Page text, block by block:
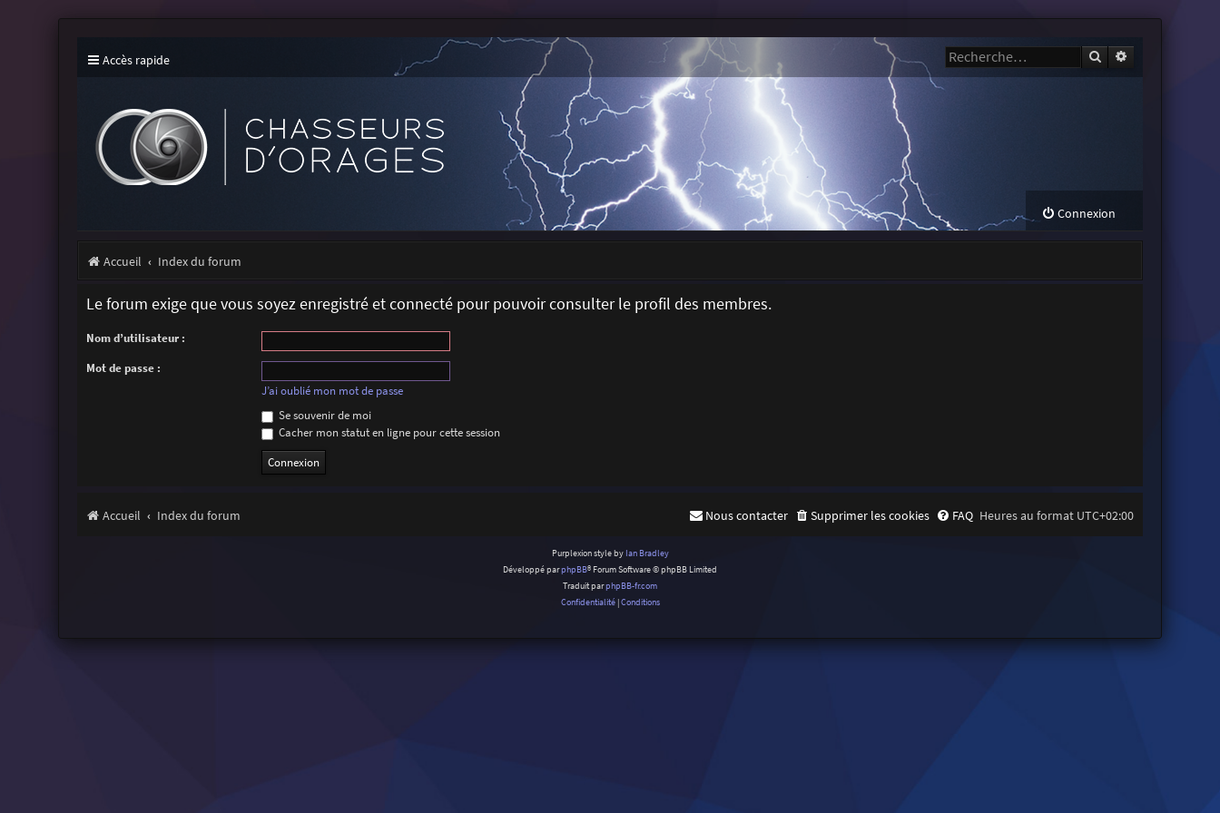
Accès rapide Rechercher
Connexion
Accueil Index du forum
Le forum exige que vous soyez enregistré et connecté pour pouvoir consulter le profil des membres.
Nom d’utilisateur :
Mot de passe :
J’ai oublié mon mot de passe
Se souvenir de moi
Cacher mon statut en ligne pour cette session
Accueil Index du forum Heures au format UTC+02:00
FAQ
Supprimer les cookies
Nous contacter
Purplexion style by Ian Bradley
Développé parphpBB® Forum Software © phpBB Limited
Traduit parphpBB-fr.com
Confidentialité|Conditions